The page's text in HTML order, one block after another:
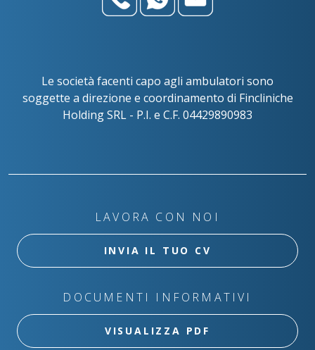
Le società facenti capo agli ambulatori sono
soggette a direzione e coordinamento di Fincliniche
Holding SRL - P.I. e C.F. 04429890983
LAVORA CON NOI
INVIA IL TUO CV
DOCUMENTI INFORMATIVI
VISUALIZZA PDF